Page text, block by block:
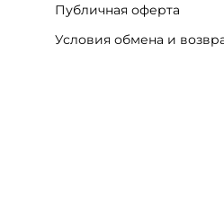
Публичная оферта
Условия обмена и